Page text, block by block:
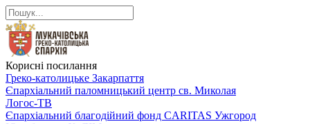
Корисні посилання
Греко-католицьке Закарпаття
Єпархіальний паломницький центр св. Миколая
Логос-ТВ
Єпархіальний благодійний фонд CARITAS Ужгород